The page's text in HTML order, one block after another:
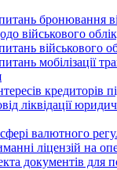
бронювання
військового
військового
мобілізації
кредиторів
ліквідації
валютного
ліцензій на
документів для